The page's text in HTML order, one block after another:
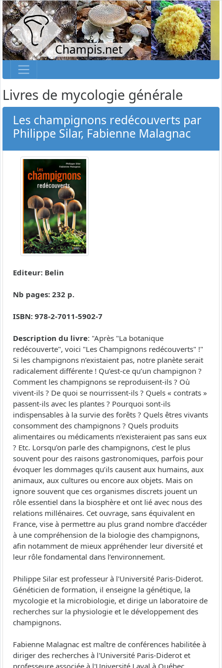
Champis.net
Livres de mycologie générale
Les champignons redécouverts par
Philippe Silar, Fabienne Malagnac
Editeur: Belin
Nb pages: 232 p.
ISBN: 978-2-7011-5902-7
Description du livre: "Après "La botanique
redécouverte", voici "Les Champignons redécouverts" !"
Si les champignons n’existaient pas, notre planète serait
radicalement différente ! Qu’est-ce qu’un champignon ?
Comment les champignons se reproduisent-ils ? Où
vivent-ils ? De quoi se nourrissent-ils ? Quels « contrats »
passent-ils avec les plantes ? Pourquoi sont-ils
indispensables à la survie des forêts ? Quels êtres vivants
consomment des champignons ? Quels produits
alimentaires ou médicaments n’existeraient pas sans eux
? Etc. Lorsqu’on parle des champignons, c’est le plus
souvent pour des raisons gastronomiques, parfois pour
évoquer les dommages qu’ils causent aux humains, aux
animaux, aux cultures ou encore aux objets. Mais on
ignore souvent que ces organismes discrets jouent un
rôle essentiel dans la biosphère et ont lié avec nous des
relations millénaires. Cet ouvrage, sans équivalent en
France, vise à permettre au plus grand nombre d’accéder
à une compréhension de la biologie des champignons,
afin notamment de mieux appréhender leur diversité et
leur rôle fondamental dans l’environnement.
Philippe Silar est professeur à l'Université Paris-Diderot.
Généticien de formation, il enseigne la génétique, la
mycologie et la microbiologie, et dirige un laboratoire de
recherches sur la physiologie et le développement des
champignons.
Fabienne Malagnac est maître de conférences habilitée à
diriger des recherches à l'Université Paris-Diderot et